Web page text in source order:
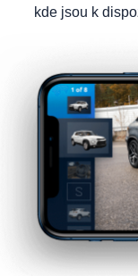
kde jsou k